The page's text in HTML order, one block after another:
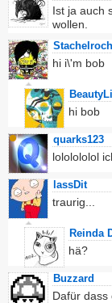
Ist ja auch
wollen.
hi i\'m bob
hi bob
quarks123
lololololol
lassDit
traurig...
Reinda
hä?
Buzzard
Dafür dass